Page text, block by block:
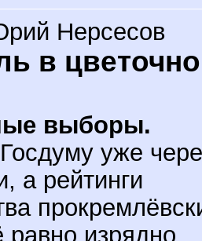
Нерсесов
в
выборы.
уже
а рейтинги
равно изрядно